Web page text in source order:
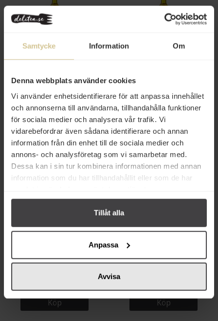
Samtycke Information Om
Denna webbplats använder cookies
Vi använder enhetsidentifierare för att anpassa innehållet
och annonserna till användarna, tillhandahålla funktioner
för sociala medier och analysera vår trafik. Vi
vidarebefordrar även sådana identifierare och annan
information från din enhet till de sociala medier och
annons- och analysföretag som vi samarbetar med.
Dessa kan i sin tur kombinera informationen med annan
information som du har tillhandahållit eller som de har
Tillåt alla
Anpassa
Avvisa
75 kr
Andersson Rapsolja Ekologisk
Köp
75 kr
Köp
Från samma varumärke
Andersson Senap med
Köp
32 kr
Andersson Senap med Tryffel
Köp